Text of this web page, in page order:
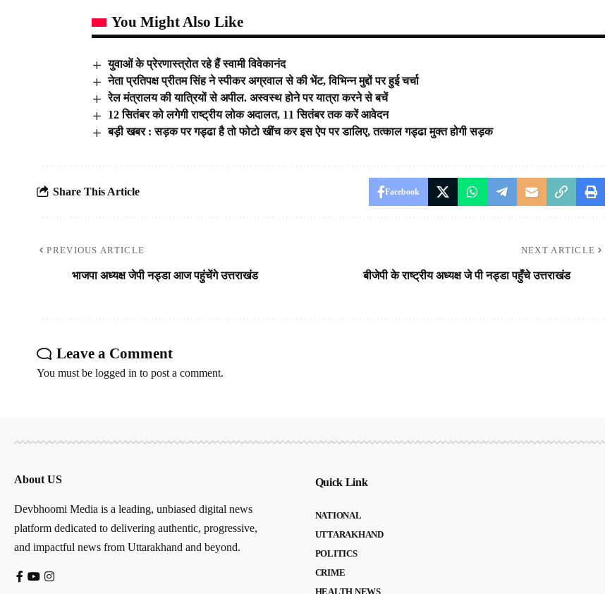
You Might Also Like
युवाओं के प्रेरणास्त्रोत रहे हैं स्वामी विवेकानंद
नेता प्रतिपक्ष प्रीतम सिंह ने स्पीकर अग्रवाल से की भेंट, विभिन्न मुद्दों पर हुई चर्चा
रेल मंत्रालय की यात्रियों से अपील. अस्वस्थ होने पर यात्रा करने से बचें
12 सितंबर को लगेगी राष्ट्रीय लोक अदालत, 11 सितंबर तक करें आवेदन
बड़ी खबर : सड़क पर गड्ढा है तो फोटो खींच कर इस ऐप पर डालिए, तत्काल गड्ढा मुक्त होगी सड़क
Share This Article Facebook
PREVIOUS ARTICLE
भाजपा अध्यक्ष जेपी नड्डा आज पहुंचेंगे उत्तराखंड
NEXT ARTICLE
बीजेपी के राष्ट्रीय अध्यक्ष जे पी नड्डा पहुँचे उत्तराखंड
Leave a Comment
You must be logged in to post a comment.
About US
Devbhoomi Media is a leading, unbiased digital news
platform dedicated to delivering authentic, progressive,
and impactful news from Uttarakhand and beyond.
Quick Link
NATIONAL
UTTARAKHAND
POLITICS
CRIME
HEALTH NEWS